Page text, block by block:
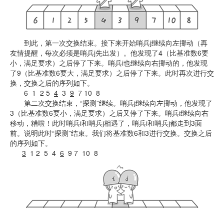
到此，第一次交换结束。接下来开始哨兵j继续向左挪动（再
友情提醒，每次必须是哨兵j先出发）。他发现了4（比基准数6要
小，满足要求）之后停了下来。哨兵i也继续向右挪动的，他发现
了9（比基准数6要大，满足要求）之后停了下来。此时再次进行交
换，交换之后的序列如下。
6 1 2 5 4 3 9 7 10 8
第二次交换结束，“探测”继续。哨兵j继续向左挪动，他发现了
3（比基准数6要小，满足要求）之后又停了下来。哨兵i继续向右
移动，糟啦！此时哨兵i和哨兵j相遇了，哨兵i和哨兵j都走到3面
前。说明此时“探测”结束。我们将基准数6和3进行交换。交换之后
的序列如下。
3 1 2 5 4 6 9 7 10 8